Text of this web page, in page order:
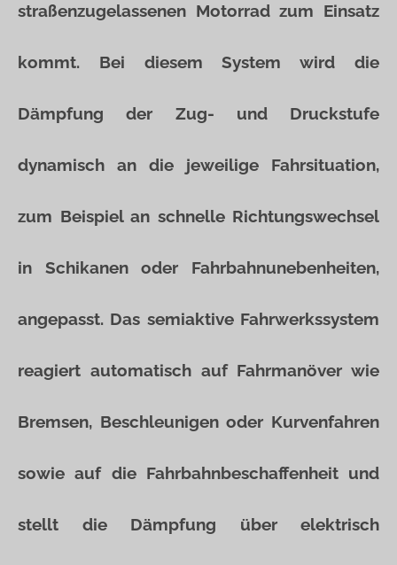
straßenzugelassenen Motorrad zum Einsatz
kommt. Bei diesem System wird die
Dämpfung der Zug- und Druckstufe
dynamisch an die jeweilige Fahrsituation,
zum Beispiel an schnelle Richtungswechsel
in Schikanen oder Fahrbahnunebenheiten,
angepasst. Das semiaktive Fahrwerkssystem
reagiert automatisch auf Fahrmanöver wie
Bremsen, Beschleunigen oder Kurvenfahren
sowie auf die Fahrbahnbeschaffenheit und
stellt die Dämpfung über elektrisch